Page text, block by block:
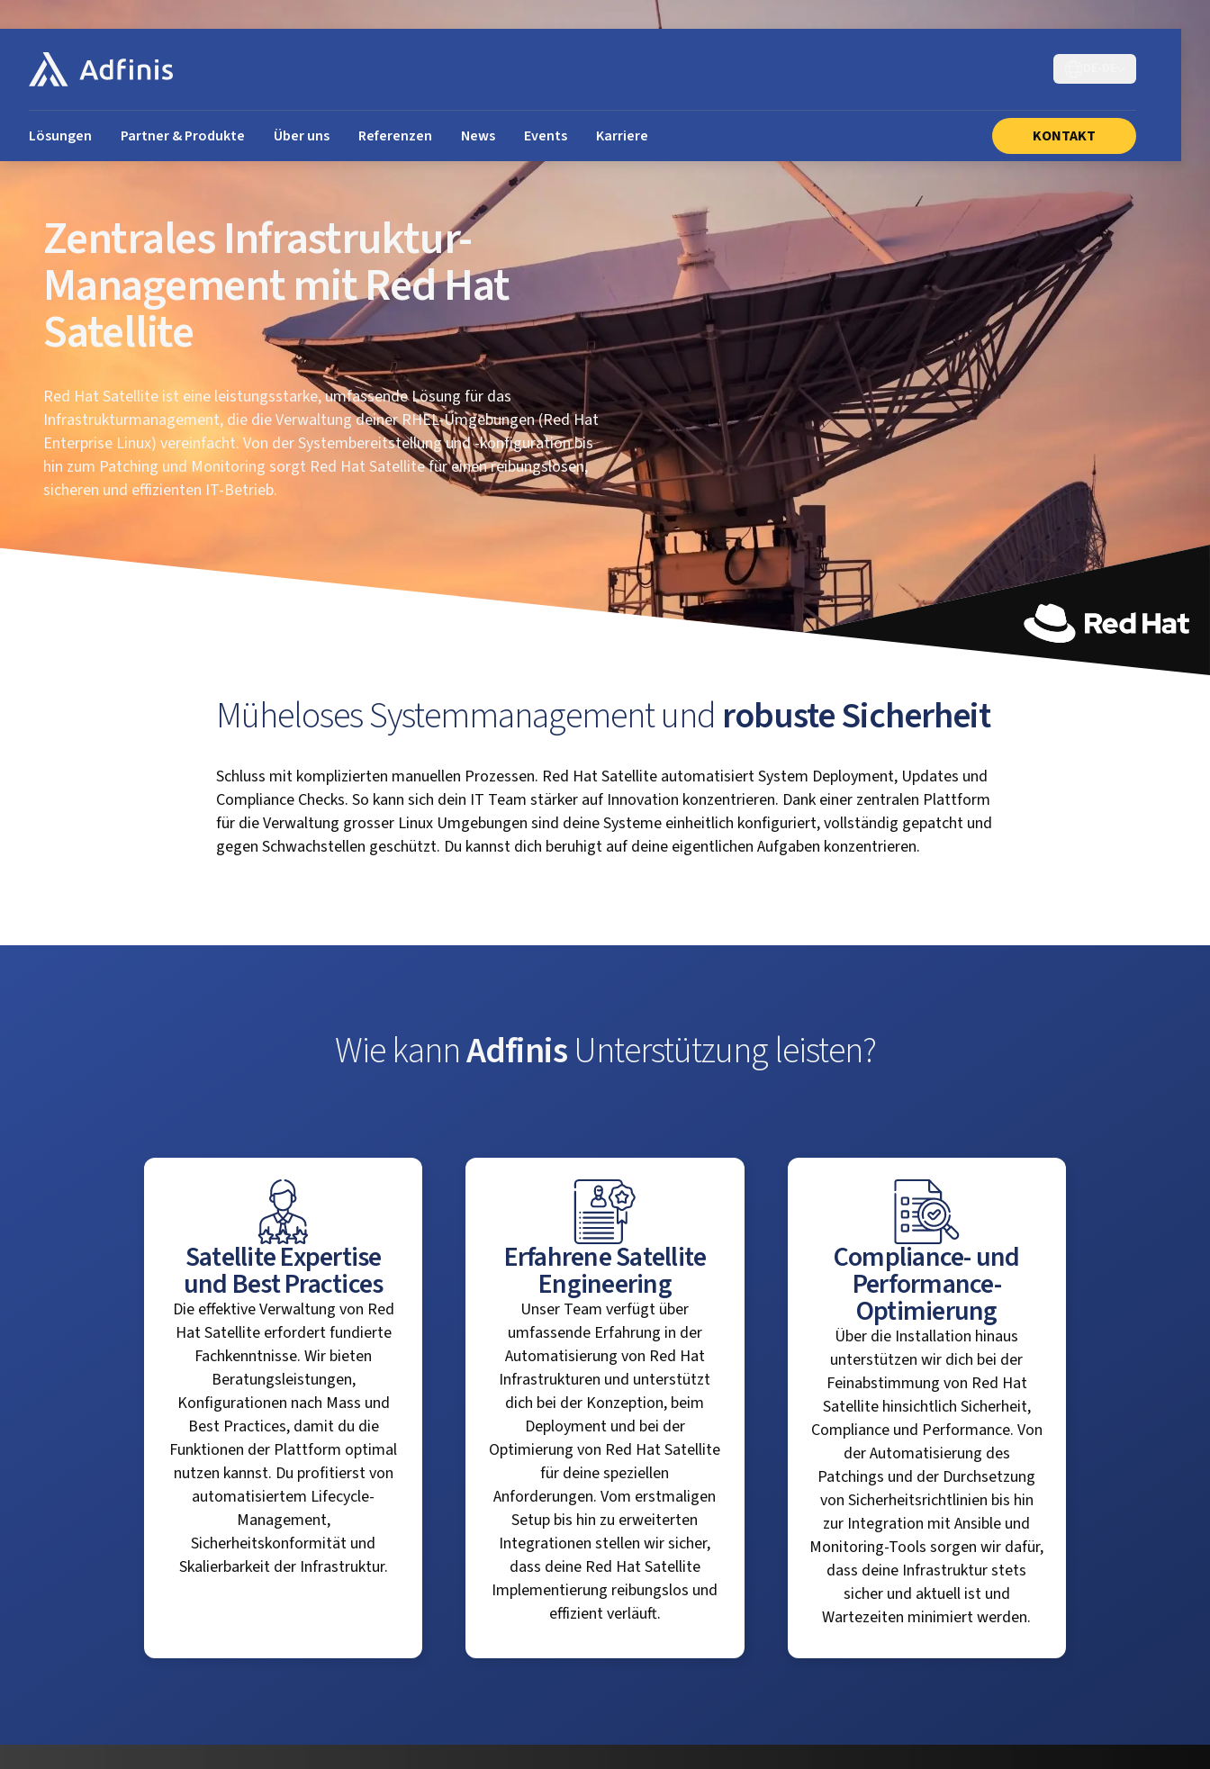
Lösungen Partner & Produkte Über uns Referenzen News Events Karriere KONTAKT
Zentrales Infrastruktur-
Management mit Red Hat
Satellite
Red Hat Satellite ist eine leistungsstarke, umfassende Lösung für das
Infrastrukturmanagement, die die Verwaltung deiner RHEL-Umgebungen (Red Hat
Enterprise Linux) vereinfacht. Von der Systembereitstellung und -konfiguration bis
hin zum Patching und Monitoring sorgt Red Hat Satellite für einen reibungslosen,
sicheren und effizienten IT-Betrieb.
Müheloses Systemmanagement und robuste Sicherheit
Schluss mit komplizierten manuellen Prozessen. Red Hat Satellite automatisiert System Deployment, Updates und
Compliance Checks. So kann sich dein IT Team stärker auf Innovation konzentrieren. Dank einer zentralen Plattform
für die Verwaltung grosser Linux Umgebungen sind deine Systeme einheitlich konfiguriert, vollständig gepatcht und
gegen Schwachstellen geschützt. Du kannst dich beruhigt auf deine eigentlichen Aufgaben konzentrieren.
Wie kannAdfinisUnterstützung leisten?
Satellite Expertise
und Best Practices
Die effektive Verwaltung von Red
Hat Satellite erfordert fundierte
Fachkenntnisse. Wir bieten
Beratungsleistungen,
Konfigurationen nach Mass und
Best Practices, damit du die
Funktionen der Plattform optimal
nutzen kannst. Du profitierst von
automatisiertem Lifecycle-
Management,
Sicherheitskonformität und
Skalierbarkeit der Infrastruktur.
Erfahrene Satellite
Engineering
Unser Team verfügt über
umfassende Erfahrung in der
Automatisierung von Red Hat
Infrastrukturen und unterstützt
dich bei der Konzeption, beim
Deployment und bei der
Optimierung von Red Hat Satellite
für deine speziellen
Anforderungen. Vom erstmaligen
Setup bis hin zu erweiterten
Integrationen stellen wir sicher,
dass deine Red Hat Satellite
Implementierung reibungslos und
effizient verläuft.
Compliance- und
Performance-
Optimierung
Über die Installation hinaus
unterstützen wir dich bei der
Feinabstimmung von Red Hat
Satellite hinsichtlich Sicherheit,
Compliance und Performance. Von
der Automatisierung des
Patchings und der Durchsetzung
von Sicherheitsrichtlinien bis hin
zur Integration mit Ansible und
Monitoring-Tools sorgen wir dafür,
dass deine Infrastruktur stets
sicher und aktuell ist und
Wartezeiten minimiert werden.